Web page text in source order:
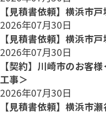
【見積書依頼】横浜市
2026年07月30日
【見積書依頼】横浜市
2026年07月30日
【契約】川崎市のお客
工事＞
2026年07月30日
【見積書依頼】横浜市